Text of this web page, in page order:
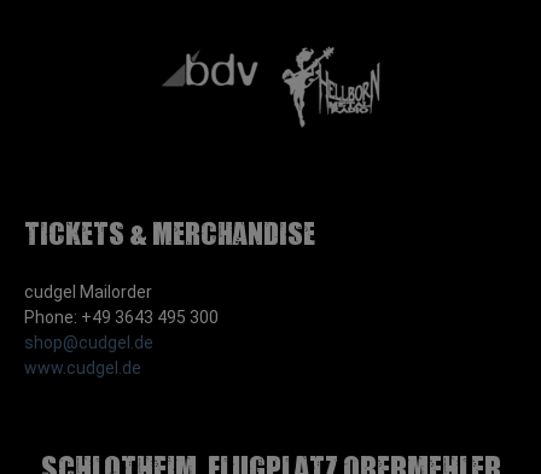
Tickets & Merchandise
cudgel Mailorder
Phone: +49 3643 495 300
shop@cudgel.de
www.cudgel.de
Schlotheim, Flugplatz Obermehler